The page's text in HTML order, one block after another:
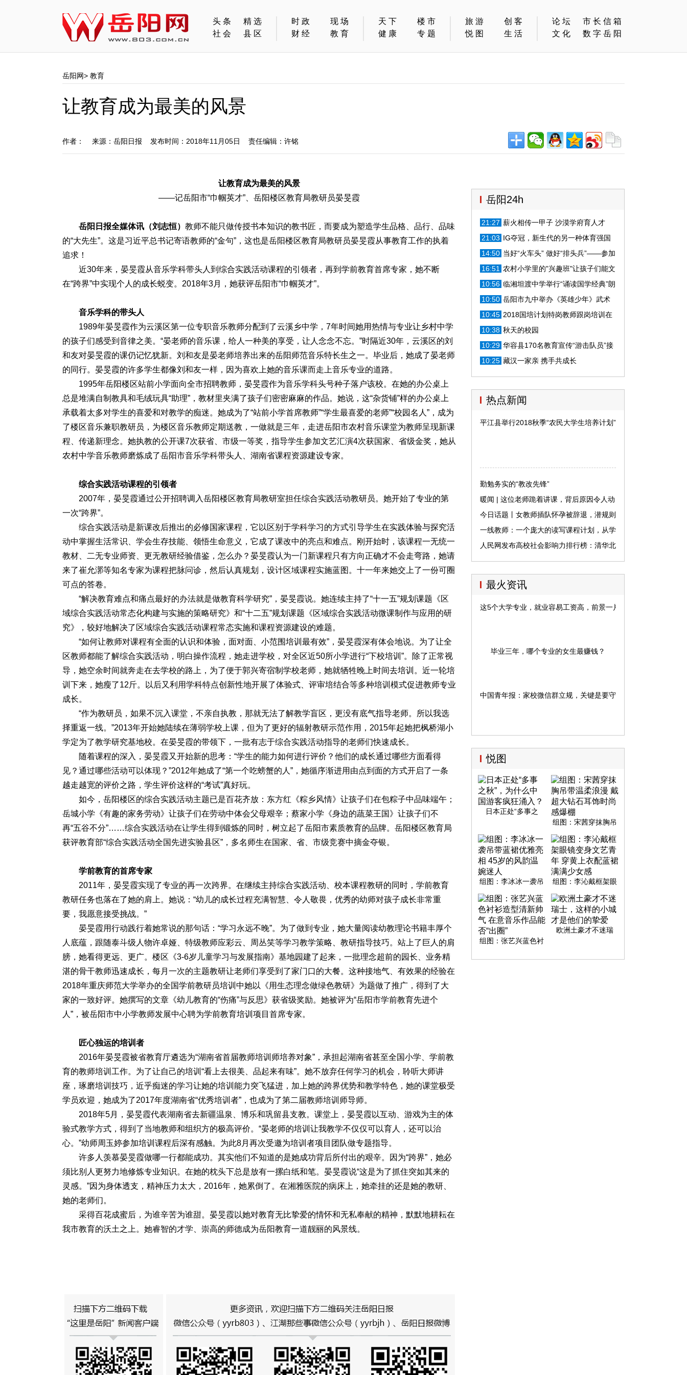
头条
精选
社会
县区
时政
现场
财经
教育
天下
楼市
健康
专题
旅游
创客
悦图
生活
论坛
市长信箱
文化
数字岳阳
岳阳网> 教育
让教育成为最美的风景
作者： 来源：岳阳日报 发布时间：2018年11月05日 责任编辑：许铭
让教育成为最美的风景
——记岳阳市“巾帼英才”、岳阳楼区教育局教研员晏旻霞
岳阳日报全媒体讯（刘志恒） 教师不能只做传授书本知识的教书匠，而要成为塑造学生品格、品行、品味
的“大先生”。这是习近平总书记寄语教师的“金句”，这也是岳阳楼区教育局教研员晏旻霞从事教育工作的执着
追求！
近30年来，晏旻霞从音乐学科带头人到综合实践活动课程的引领者，再到学前教育首席专家，她不断
在“跨界”中实现个人的成长蜕变。2018年3月，她获评岳阳市“巾帼英才”。
音乐学科的带头人
1989年晏旻霞作为云溪区第一位专职音乐教师分配到了云溪乡中学，7年时间她用热情与专业让乡村中学
的孩子们感受到音律之美。“晏老师的音乐课，给人一种美的享受，让人念念不忘。”时隔近30年，云溪区的刘
和友对晏旻霞的课仍记忆犹新。刘和友是晏老师培养出来的岳阳师范音乐特长生之一。毕业后，她成了晏老师
的同行。晏旻霞的许多学生都像刘和友一样，因为喜欢上她的音乐课而走上音乐专业的道路。
1995年岳阳楼区站前小学面向全市招聘教师，晏旻霞作为音乐学科头号种子落户该校。在她的办公桌上
总是堆满自制教具和毛绒玩具“助理”，教材里夹满了孩子们密密麻麻的作品。她说，这“杂货铺”样的办公桌上
承载着太多对学生的喜爱和对教学的痴迷。她成为了“站前小学首席教师”“学生最喜爱的老师”“校园名人”，成为
了楼区音乐兼职教研员，为楼区音乐教师定期送教，一做就是三年，走进岳阳市农村音乐课堂为教师呈现新课
程、传递新理念。她执教的公开课7次获省、市级一等奖，指导学生参加文艺汇演4次获国家、省级金奖，她从
农村中学音乐教师磨炼成了岳阳市音乐学科带头人、湖南省课程资源建设专家。
综合实践活动课程的引领者
2007年，晏旻霞通过公开招聘调入岳阳楼区教育局教研室担任综合实践活动教研员。她开始了专业的第
一次“跨界”。
综合实践活动是新课改后推出的必修国家课程，它以区别于学科学习的方式引导学生在实践体验与探究活
动中掌握生活常识、学会生存技能、领悟生命意义，它成了课改中的亮点和难点。刚开始时，该课程一无统一
教材、二无专业师资、更无教研经验借鉴，怎么办？晏旻霞认为一门新课程只有方向正确才不会走弯路，她请
来了崔允漷等知名专家为课程把脉问诊，然后认真规划，设计区域课程实施蓝图。十一年来她交上了一份可圈
可点的答卷。
“解决教育难点和痛点最好的办法就是做教育科学研究”，晏旻霞说。她连续主持了“十一五”规划课题《区
域综合实践活动常态化构建与实施的策略研究》和“十二五”规划课题《区域综合实践活动微课制作与应用的研
究》，较好地解决了区域综合实践活动课程常态实施和课程资源建设的难题。
“如何让教师对课程有全面的认识和体验，面对面、小范围培训最有效”，晏旻霞深有体会地说。为了让全
区教师都能了解综合实践活动，明白操作流程，她走进学校，对全区近50所小学进行“下校培训”。除了正常视
导，她空余时间就奔走在去学校的路上，为了便于郭兴寄宿制学校老师，她就牺牲晚上时间去培训。近一轮培
训下来，她瘦了12斤。以后又利用学科特点创新性地开展了体验式、评审培结合等多种培训模式促进教师专业
成长。
“作为教研员，如果不沉入课堂，不亲自执教，那就无法了解教学盲区，更没有底气指导老师。所以我选
择重返一线。”2013年开始她陆续在薄弱学校上课，但为了更好的辐射教研示范作用，2015年起她把枫桥湖小
学定为了教学研究基地校。在晏旻霞的带领下，一批有志于综合实践活动指导的老师们快速成长。
随着课程的深入，晏旻霞又开始新的思考：“学生的能力如何进行评价？他们的成长通过哪些方面看得
见？通过哪些活动可以体现？”2012年她成了“第一个吃螃蟹的人”，她循序渐进用由点到面的方式开启了一条
越走越宽的评价之路，学生评价这样的“考试”真好玩。
如今，岳阳楼区的综合实践活动主题已是百花齐放：东方红《粽乡风情》让孩子们在包粽子中品味端午；
岳城小学《有趣的家务劳动》让孩子们在劳动中体会父母艰辛；蔡家小学《身边的蔬菜王国》让孩子们不
再“五谷不分”……综合实践活动在让学生得到锻炼的同时，树立起了岳阳市素质教育的品牌。岳阳楼区教育局
获评教育部“综合实践活动全国先进实验县区”，多名师生在国家、省、市级竞赛中摘金夺银。
学前教育的首席专家
2011年，晏旻霞实现了专业的再一次跨界。在继续主持综合实践活动、校本课程教研的同时，学前教育
教研任务也落在了她的肩上。她说：“幼儿的成长过程充满智慧、令人敬畏，优秀的幼师对孩子成长非常重
要，我愿意接受挑战。”
晏旻霞用行动践行着她常说的那句话：“学习永远不晚”。为了做到专业，她大量阅读幼教理论书籍丰厚个
人底蕴，跟随泰斗级人物许卓娅、特级教师应彩云、周丛笑等学习教学策略、教研指导技巧。站上了巨人的肩
膀，她看得更远、更广。楼区《3-6岁儿童学习与发展指南》基地园建了起来，一批理念超前的园长、业务精
湛的骨干教师迅速成长，每月一次的主题教研让老师们享受到了家门口的大餐。这种接地气、有效果的经验在
2018年重庆师范大学举办的全国学前教研员培训中她以《用生态理念做绿色教研》为题做了推广，得到了大
家的一致好评。她撰写的文章《幼儿教育的“伤痛”与反思》获省级奖励。她被评为“岳阳市学前教育先进个
人”，被岳阳市中小学教师发展中心聘为学前教育培训项目首席专家。
匠心独运的培训者
2016年晏旻霞被省教育厅遴选为“湖南省首届教师培训师培养对象”，承担起湖南省甚至全国小学、学前教
育的教师培训工作。为了让自己的培训“看上去很美、品起来有味”。她不放弃任何学习的机会，聆听大师讲
座，琢磨培训技巧，近乎痴迷的学习让她的培训能力突飞猛进，加上她的跨界优势和教学特色，她的课堂极受
学员欢迎，她成为了2017年度湖南省“优秀培训者”，也成为了第二届教师培训师导师。
2018年5月，晏旻霞代表湖南省去新疆温泉、博乐和巩留县支教。课堂上，晏旻霞以互动、游戏为主的体
验式教学方式，得到了当地教师和组织方的极高评价。“晏老师的培训让我教学不仅仅可以育人，还可以治
心。”幼师周玉婷参加培训课程后深有感触。为此8月再次受邀为培训者项目团队做专题指导。
许多人羡慕晏旻霞做哪一行都能成功。其实他们不知道的是她成功背后所付出的艰辛。因为“跨界”，她必
须比别人更努力地修炼专业知识。在她的枕头下总是放有一摞白纸和笔。晏旻霞说“这是为了抓住突如其来的
灵感。”因为身体透支，精神压力太大，2016年，她累倒了。在湘雅医院的病床上，她牵挂的还是她的教研、
她的老师们。
采得百花成蜜后，为谁辛苦为谁甜。晏旻霞以她对教育无比挚爱的情怀和无私奉献的精神，默默地耕耘在
我市教育的沃土之上。她睿智的才学、崇高的师德成为岳阳教育一道靓丽的风景线。
岳阳24h
21:27 薪火相传一甲子 沙漠学府育人才
——塔里木大学兴疆固边纪实
21:03 IG夺冠，新生代的另一种体育强国
梦 | 光明网评论员
14:50 当好“火车头” 做好“排头兵”——参加
市直教育体育行政干部培训班体会
16:51
农村小学里的"兴趣班"让孩子们能文
能武
10:56 临湘坦渡中学举行“诵读国学经典”朗
诵比赛
10:50 岳阳市九中举办《英雄少年》武术
操大赛
10:45 2018国培计划特岗教师跟岗培训在
东升小学开班
10:38 秋天的校园
10:29 华容县170名教育宣传“游击队员”接
受正规训练
10:25 藏汉一家亲 携手共成长
热点新闻
平江县举行2018秋季“农民大学生培养计划”开学典礼
勤勉务实的“教改先锋”
暖闻 | 这位老师跪着讲课，背后原因令人动
容
今日话题丨女教师插队怀孕被辞退，潜规则
是怎样变明规则的
一线教师：一个庞大的读写课程计划，从学
生需求出发
人民网发布高校社会影响力排行榜：清华北
大浙大位居前三
最火资讯
这5个大学专业，就业容易工资高，前景一片大好！
毕业三年，哪个专业的女生最赚钱？
中国青年报：家校微信群立规，关键是要守住本分
悦图
日本正处“多事之
组图：宋茜穿抹胸吊
石耳饰时尚感爆棚
组图：李冰冰一袭吊
的风韵温婉迷人
组图：李沁戴框架眼
上衣配蓝裙满满少女
感
组图：张艺兴蓝色衬
欧洲土豪才不迷瑞